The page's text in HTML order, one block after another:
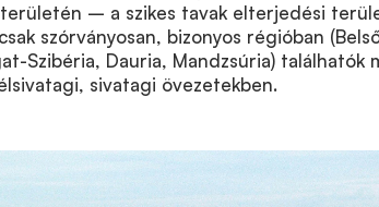
területén – a szikes tavak elterjedési
szórványosan, bizonyos régióban
Szibéria, Dauria, Mandzsúria) találhatók
sivatagi övezetekben.